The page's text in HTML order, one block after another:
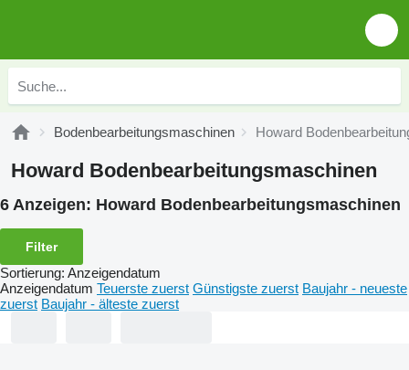
Bodenbearbeitungsmaschinen Howard
Howard Bodenbearbeitungsmaschinen
6 Anzeigen: Howard Bodenbearbeitungsmaschinen
Filter
Sortierung: Anzeigendatum
Anzeigendatum Teuerste zuerst Günstigste zuerst Baujahr - neueste
zuerst Baujahr - älteste zuerst